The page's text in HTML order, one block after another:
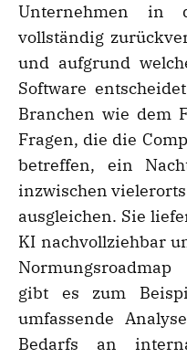
Unternehmen in
vollständig
und aufgrund
Software
Branchen wie dem
Fragen, die die
betreffen, ein
inzwischen
ausgleichen. Sie
KI nachvollziehbar
gibt es zum
umfassende
Bedarfs an